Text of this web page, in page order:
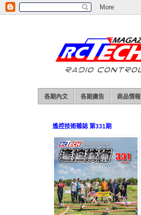
各期內文 各期廣告 商品情報
遙控技術雜誌 第331期